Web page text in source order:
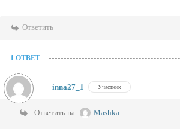
Ответить
1 ОТВЕТ
inna27_1 Участник
Ответить на Mashka